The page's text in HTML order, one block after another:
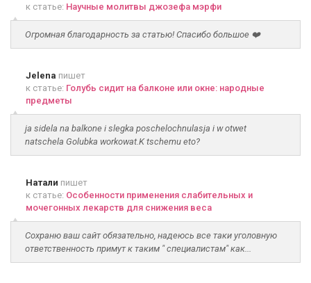
к статье: Научные молитвы джозефа мэрфи
Огромная благодарность за статью! Спасибо большое ❤️
Jelena пишет
к статье: Голубь сидит на балконе или окне: народные
предметы
ja sidela na balkone i slegka poschelochnulasja i w otwet
natschela Golubka workowat.K tschemu eto?
Натали пишет
к статье: Особенности применения слабительных и
мочегонных лекарств для снижения веса
Сохраню ваш сайт обязательно, надеюсь все таки уголовную
ответственность примут к таким " специалистам" как...